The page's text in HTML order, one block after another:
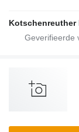
Kotschenreuther